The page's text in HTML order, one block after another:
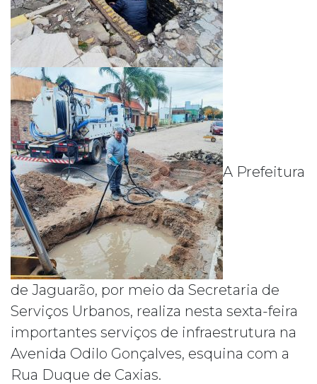
A Prefeitura
de Jaguarão, por meio da Secretaria de
Serviços Urbanos, realiza nesta sexta-feira
importantes serviços de infraestrutura na
Avenida Odilo Gonçalves, esquina com a
Rua Duque de Caxias.